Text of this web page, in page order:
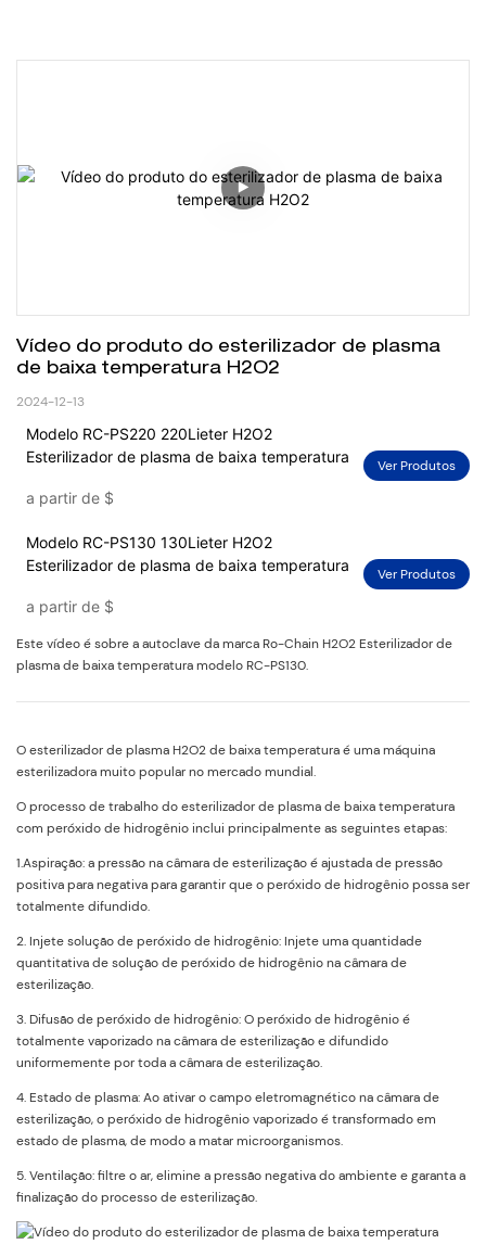
Vídeo do produto do esterilizador de plasma
de baixa temperatura H2O2
2024-12-13
Modelo RC-PS220 220Lieter H2O2
Esterilizador de plasma de baixa temperatura
a partir de $
Ver Produtos
Modelo RC-PS130 130Lieter H2O2
Esterilizador de plasma de baixa temperatura
a partir de $
Ver Produtos
Este vídeo é sobre a autoclave da marca Ro-Chain H2O2 Esterilizador de
plasma de baixa temperatura modelo RC-PS130.
O esterilizador de plasma H2O2 de baixa temperatura é uma máquina
esterilizadora muito popular no mercado mundial.
O processo de trabalho do esterilizador de plasma de baixa temperatura
com peróxido de hidrogênio inclui principalmente as seguintes etapas:
1.Aspiração: a pressão na câmara de esterilização é ajustada de pressão
positiva para negativa para garantir que o peróxido de hidrogênio possa ser
totalmente difundido.
2. Injete solução de peróxido de hidrogênio: Injete uma quantidade
quantitativa de solução de peróxido de hidrogênio na câmara de
esterilização.
3. Difusão de peróxido de hidrogênio: O peróxido de hidrogênio é
totalmente vaporizado na câmara de esterilização e difundido
uniformemente por toda a câmara de esterilização.
4. Estado de plasma: Ao ativar o campo eletromagnético na câmara de
esterilização, o peróxido de hidrogênio vaporizado é transformado em
estado de plasma, de modo a matar microorganismos.
5. Ventilação: filtre o ar, elimine a pressão negativa do ambiente e garanta a
finalização do processo de esterilização.